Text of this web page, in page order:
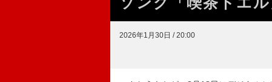
2026年1月30日 / 20:00